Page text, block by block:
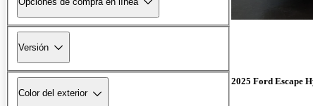
Versión
Color del exterior
2025 Ford Escape